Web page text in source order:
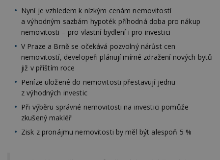
Nyní je vzhledem k nízkým cenám nemovitostí
a výhodným sazbám hypoték příhodná doba pro nákup
nemovitosti – pro vlastní bydlení i pro investici
V Praze a Brně se očekává pozvolný nárůst cen
nemovitostí, developeři plánují mírné zdražení nových bytů
již v příštím roce
Peníze uložené do nemovitosti přestavují jednu
z výhodných investic
Při výběru správné nemovitosti na investici pomůže
zkušený makléř
Zisk z pronájmu nemovitosti by měl být alespoň 5 %